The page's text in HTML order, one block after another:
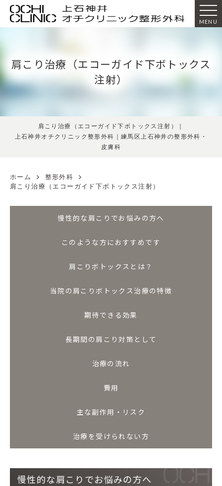
MENU
肩こり治療（エコーガイド下ボトックス
注射）
肩こり治療（エコーガイド下ボトックス注射）｜
上石神井オチクリニック整形外科｜練馬区上石神井の整形外科・
皮膚科
ホーム
整形外科
肩こり治療（エコーガイド下ボトックス注射）
慢性的な肩こりでお悩みの方へ
このような方におすすめです
肩こりボトックスとは？
当院の肩こりボトックス治療の特徴
期待できる効果
長期間の肩こり対策として
治療の流れ
費用
主な副作用・リスク
治療を受けられない方
慢性的な肩こりでお悩みの方へ